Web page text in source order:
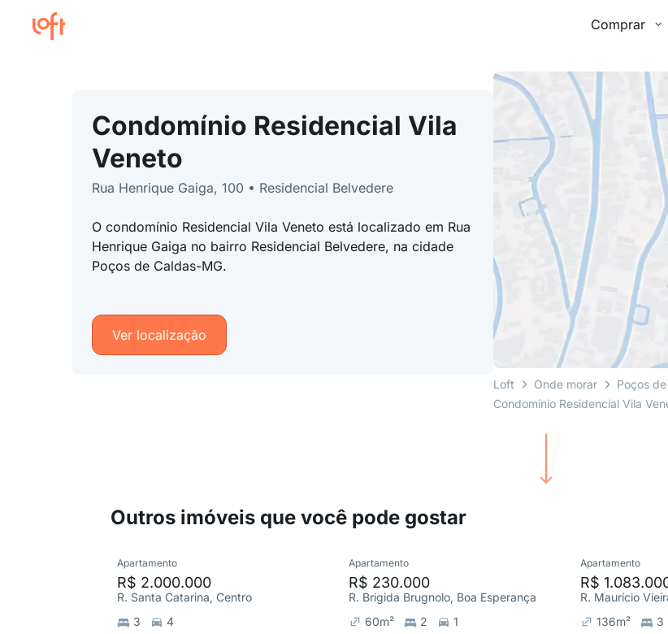
Comprar
Condomínio Residencial Vila
Veneto
Rua Henrique Gaiga, 100 • Residencial Belvedere
O condomínio Residencial Vila Veneto está localizado em Rua
Henrique Gaiga no bairro Residencial Belvedere, na cidade
Poços de Caldas-MG.
Ver localização
Loft Onde morar Poços
Condomínio Residencial Vila
Outros imóveis que você pode gostar
Apartamento
R$ 2.000.000
R. Santa Catarina, Centro
3
4
Apartamento
R$ 230.000
R. Brigida Brugnolo, Boa Esperança
60m² 2 1
Apartamento
R$
136m² 3